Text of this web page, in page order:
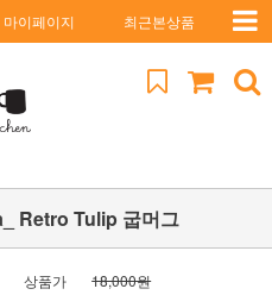
마이페이지 최근본상품
Retro Tulip 굽머그
상품가 18,000원